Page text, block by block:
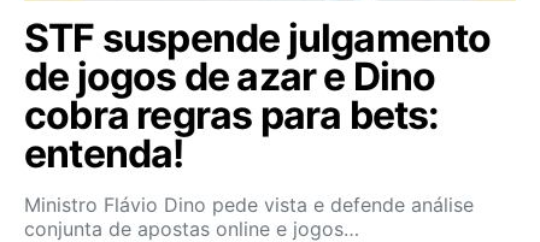
STF suspende julgamento
de jogos de azar e Dino
cobra regras para bets:
entenda!
Ministro Flávio Dino pede vista e defende análise
conjunta de apostas online e jogos…